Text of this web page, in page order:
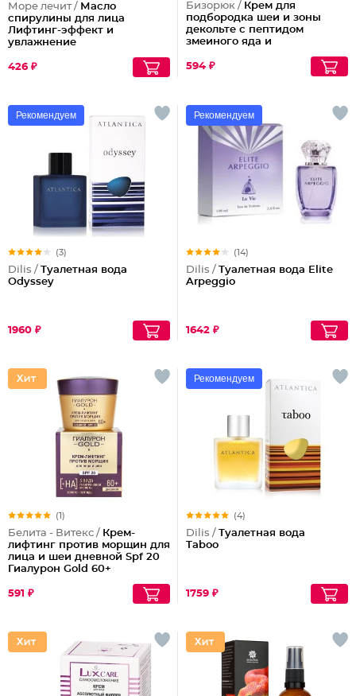
Море лечит / Масло
спирулины для лица
Лифтинг-эффект и
увлажнение
426 ₽
Бизорюк / Крем для
подбородка шеи и зоны
декольте с пептидом
змеиного яда и
594 ₽
Рекомендуем
(3)
Dilis / Туалетная вода
Odyssey
1960 ₽
Рекомендуем
(14)
Dilis / Туалетная вода Elite
Arpeggio
1642 ₽
(1)
Белита - Витекс / Крем-
лифтинг против морщин для
лица и шеи дневной Spf 20
Гиалурон Gold 60+
591 ₽
Рекомендуем
(4)
Dilis / Туалетная вода
Taboo
1759 ₽